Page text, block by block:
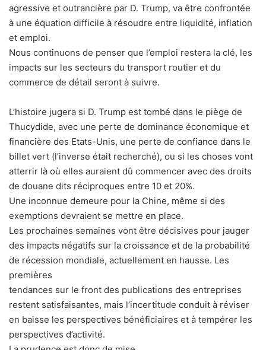
agressive et outrancière par D. Trump, va être confrontée
à une équation difficile à résoudre entre liquidité, inflation
et emploi.
Nous continuons de penser que l’emploi restera la clé, les
impacts sur les secteurs du transport routier et du
commerce de détail seront à suivre.
L’histoire jugera si D. Trump est tombé dans le piège de
Thucydide, avec une perte de dominance économique et
financière des Etats-Unis, une perte de confiance dans le
billet vert (l’inverse était recherché), ou si les choses vont
atterrir là où elles auraient dû commencer avec des droits
de douane dits réciproques entre 10 et 20%.
Une inconnue demeure pour la Chine, même si des
exemptions devraient se mettre en place.
Les prochaines semaines vont être décisives pour jauger
des impacts négatifs sur la croissance et de la probabilité
de récession mondiale, actuellement en hausse. Les
premières
tendances sur le front des publications des entreprises
restent satisfaisantes, mais l’incertitude conduit à réviser
en baisse les perspectives bénéficiaires et à tempérer les
perspectives d’activité.